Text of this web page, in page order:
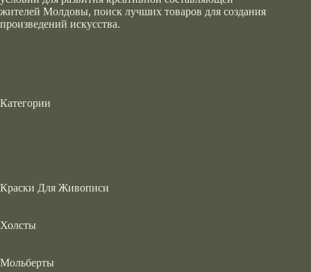
жителей Молдовы, поиск лучших товаров для создания
произведений искусства.
Категории
Краски Для Живописи
Холсты
Мольберты